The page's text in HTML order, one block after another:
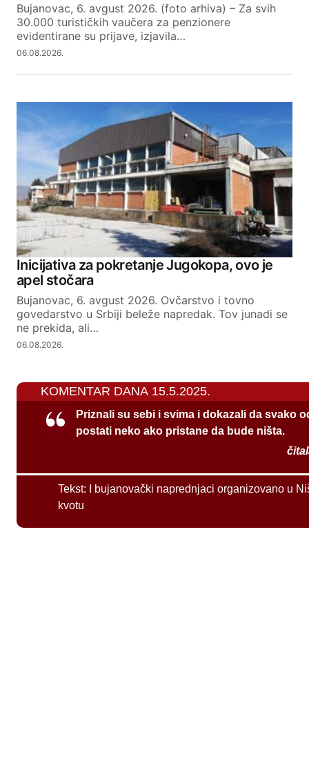
Bujanovac, 6. avgust 2026. (foto arhiva) – Za svih
30.000 turističkih vaučera za penzionere
evidentirane su prijave, izjavila…
06.08.2026.
Inicijativa za pokretanje Jugokopa, ovo je
apel stočara
Bujanovac, 6. avgust 2026. Ovčarstvo i tovno
govedarstvo u Srbiji beleže napredak. Tov junadi se
ne prekida, ali…
06.08.2026.
KOMENTAR DANA 15.5.2025.
Priznali su sebi i svima i dokazali da svako
postati neko ako pristane da bude ništa.
Tekst:
I bujanovački naprednjaci organizovano u
kvotu